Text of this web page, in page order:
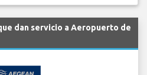
dan servicio a Aeropuerto de